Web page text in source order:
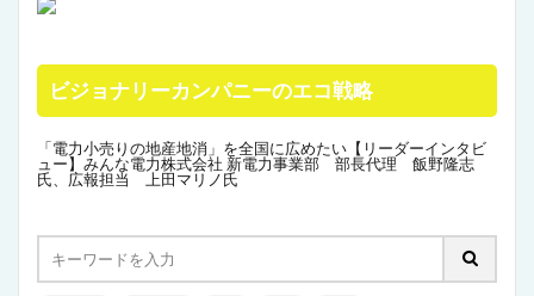
ビジョナリーカンパニーのエコ戦略
「電力小売りの地産地消」を全国に広めたい【リーダーインタビ
ュー】みんな電力株式会社 新電力事業部 部長代理 飯野隆志
氏、広報担当 上田マリノ氏